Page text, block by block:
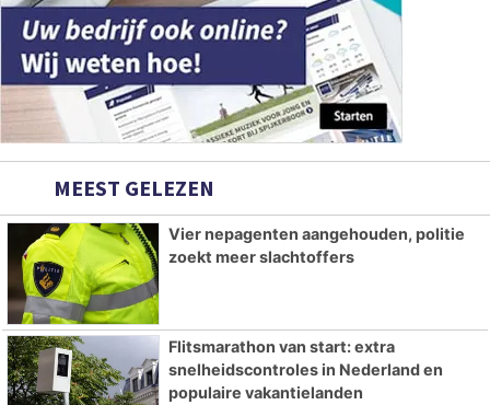
MEEST GELEZEN
Vier nepagenten aangehouden, politie
zoekt meer slachtoffers
Flitsmarathon van start: extra
snelheidscontroles in Nederland en
populaire vakantielanden